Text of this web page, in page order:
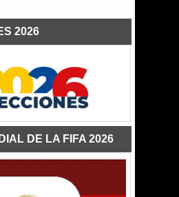
2026
DE LA FIFA 2026